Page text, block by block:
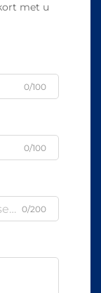
met u
0/100
0/100
0/200